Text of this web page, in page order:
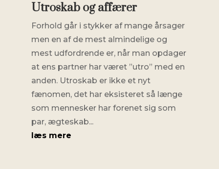
Utroskab og affærer
Forhold går i stykker af mange årsager
men en af de mest almindelige og
mest udfordrende er, når man opdager
at ens partner har været ”utro” med en
anden. Utroskab er ikke et nyt
fænomen, det har eksisteret så længe
som mennesker har forenet sig som
par, ægteskab...
læs mere